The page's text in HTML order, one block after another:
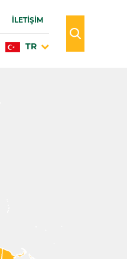
İLETİŞİM
TR